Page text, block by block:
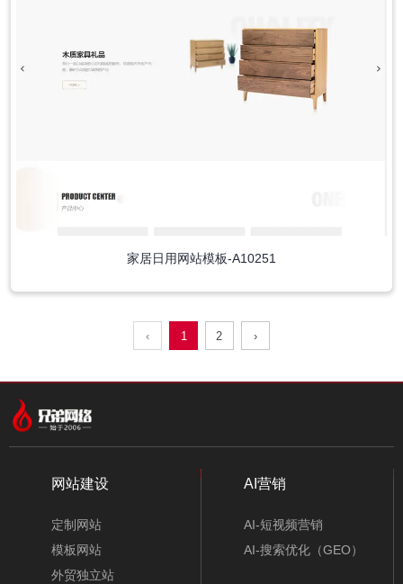
家居日用网站模板-A10251
‹ 1 2 ›
网站建设
定制网站
模板网站
外贸独立站
AI营销
AI-短视频营销
AI-搜索优化（GEO）